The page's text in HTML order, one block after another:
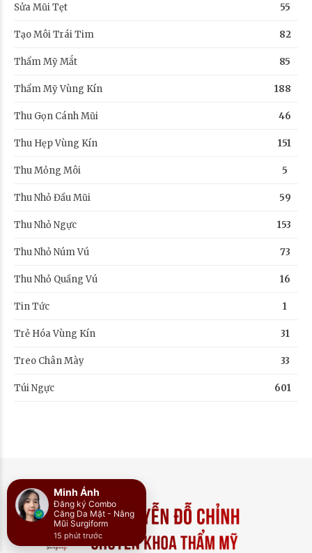
Sửa Mũi Tẹt 55
Tạo Môi Trái Tim 82
Thẩm Mỹ Mắt 85
Thẩm Mỹ Vùng Kín 188
Thu Gọn Cánh Mũi 46
Thu Hẹp Vùng Kín 151
Thu Mỏng Môi 5
Thu Nhỏ Đầu Mũi 59
Thu Nhỏ Ngực 153
Thu Nhỏ Núm Vú 73
Thu Nhỏ Quầng Vú 16
Tin Tức 1
Trẻ Hóa Vùng Kín 31
Treo Chân Mày 33
Túi Ngực 601
Minh Ánh
Đăng ký Combo
Căng Da Mặt - Nâng
Mũi Surgiform
15 phút trước